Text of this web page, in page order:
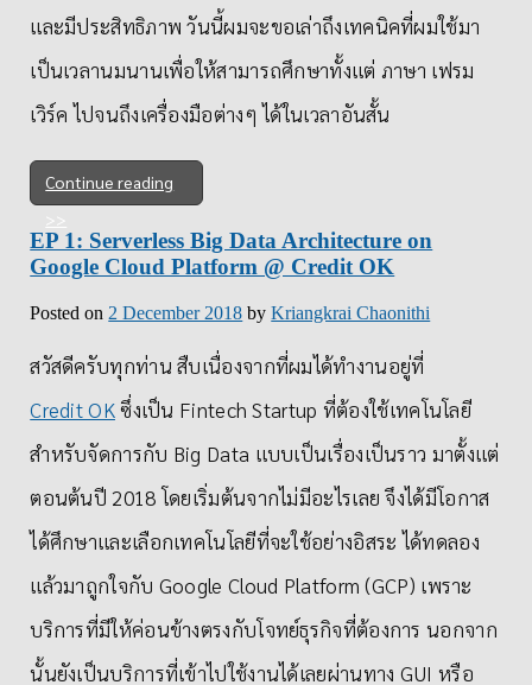
และมีประสิทธิภาพ วันนี้ผมจะขอเล่าถึงเทคนิคที่ผมใช้มา
เป็นเวลานมนานเพื่อให้สามารถศึกษาทั้งแต่ ภาษา เฟรม
เวิร์ค ไปจนถึงเครื่องมือต่างๆ ได้ในเวลาอันสั้น
Continue reading
EP 1: Serverless Big Data Architecture on
Google Cloud Platform @ Credit OK
Posted on 2 December 2018 byKriangkrai Chaonithi
สวัสดีครับทุกท่าน สืบเนื่องจากที่ผมได้ทำงานอยู่ที่
Credit OKซึ่งเป็น Fintech Startup ที่ต้องใช้เทคโนโลยี
สำหรับจัดการกับ Big Data แบบเป็นเรื่องเป็นราว มาตั้งแต่
ตอนต้นปี 2018 โดยเริ่มต้นจากไม่มีอะไรเลย จึงได้มีโอกาส
ได้ศึกษาและเลือกเทคโนโลยีที่จะใช้อย่างอิสระ ได้ทดลอง
แล้วมาถูกใจกับ Google Cloud Platform (GCP) เพราะ
บริการที่มีให้ค่อนข้างตรงกับโจทย์ธุรกิจที่ต้องการ นอกจาก
นั้นยังเป็นบริการที่เข้าไปใช้งานได้เลยผ่านทาง GUI หรือ